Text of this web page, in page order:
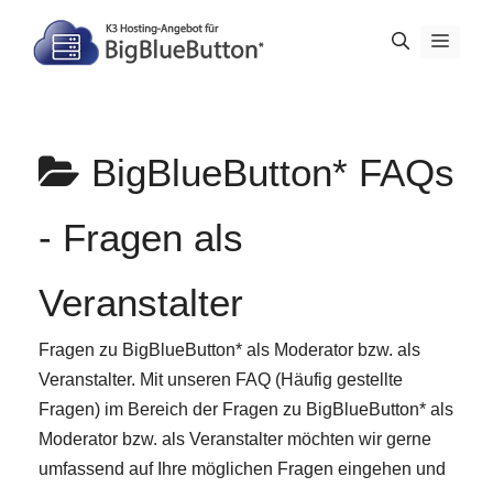
springen
Menü
BigBlueButton* FAQs
- Fragen als
Veranstalter
Fragen zu BigBlueButton* als Moderator bzw. als
Veranstalter. Mit unseren FAQ (Häufig gestellte
Fragen) im Bereich der Fragen zu BigBlueButton* als
Moderator bzw. als Veranstalter möchten wir gerne
umfassend auf Ihre möglichen Fragen eingehen und